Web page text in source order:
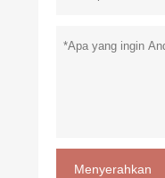
Menyerahkan